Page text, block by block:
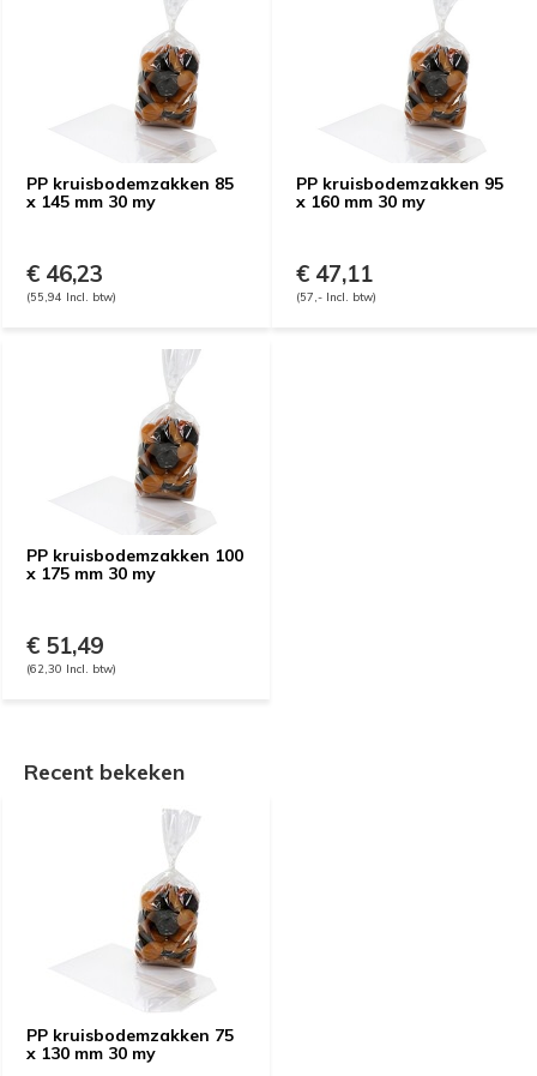
PP kruisbodemzakken 85
x 145 mm 30 my
€ 46,23
(55,94 Incl. btw)
PP kruisbodemzakken 95
x 160 mm 30 my
€ 47,11
(57,- Incl. btw)
PP kruisbodemzakken 100
x 175 mm 30 my
€ 51,49
(62,30 Incl. btw)
Recent bekeken
PP kruisbodemzakken 75
x 130 mm 30 my